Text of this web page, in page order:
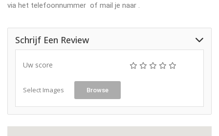
via het telefoonnummer of mail je naar .
Schrijf Een Review
Uw score
Select Images Browse